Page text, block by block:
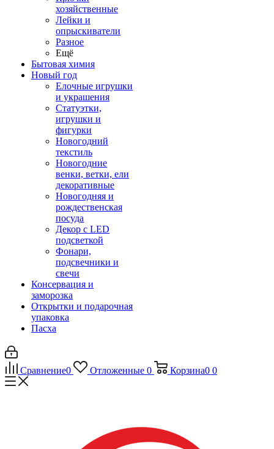
хозяйственные
Лейки и
опрыскиватели
Разное
Ещё
Бытовая химия
Новый год
Елочные игрушки
и украшения
Статуэтки,
игрушки и
фигурки
Новогодний
текстиль
Новогодние
венки, ветки, ели
декоративные
Новогодняя и
рождественская
посуда
Декор с LED
подсветкой
Фонари,
подсвечники и
свечи
Консервация и
заморозка
Открытки и подарочная
упаковка
Пасха
Сравнение0 Отложенные 0 Корзина0 0